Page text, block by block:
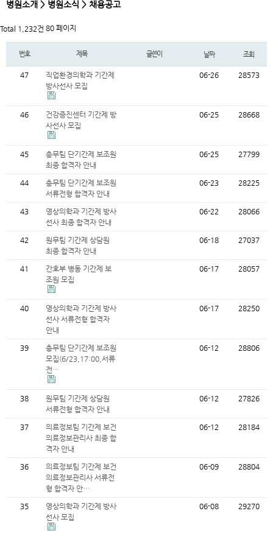
병원소개 > 병원소식 > 채용공고
Total 1,232건 80 페이지
번호 제목 글쓴이 날짜 조회
47
직업환경의학과 기간제
방사선사 모집
06-26 28573
46
건강증진센터 기간제 방
사선사 모집
06-25 28668
45
총무팀 단기간제 보조원
최종 합격자 안내
06-25 27799
44
총무팀 단기간제 보조원
서류전형 합격자 안내
06-23 28225
43
영상의학과 기간제 방사
선사 최종 합격자 안내
06-22 28066
42
원무팀 기간제 상담원
최종 합격자 안내
06-18 27037
41
간호부 병동 기간제 보
조원 모집
06-17 28057
40
영상의학과 기간제 방사
선사 서류전형 합격자
안내
06-17 28250
39
총무팀 단기간제 보조원
모집(6/23,17:00,서류
전…
06-12 28806
38
원무팀 기간제 상담원
서류전형 합격자 안내
06-12 27826
37
의료정보팀 기간제 보건
의료정보관리사 최종 합
격자 안내
06-12 28184
36
의료정보팀 기간제 보건
의료정보관리사 서류전
형 합격자 안…
06-09 28804
35
영상의학과 기간제 방사
선사 모집
06-08 29270